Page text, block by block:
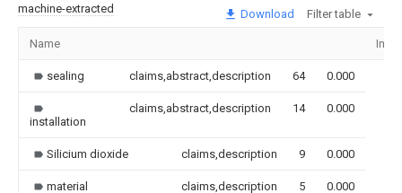
machine-extracted Download Filter table
Name
sealing claims,abstract,description 64 0.000
installation
claims,abstract,description 14 0.000
Silicium dioxide claims,description 9 0.000
material claims,description 5 0.000